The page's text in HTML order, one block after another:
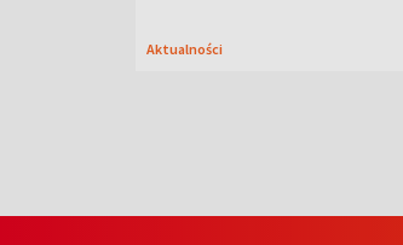
Aktualności